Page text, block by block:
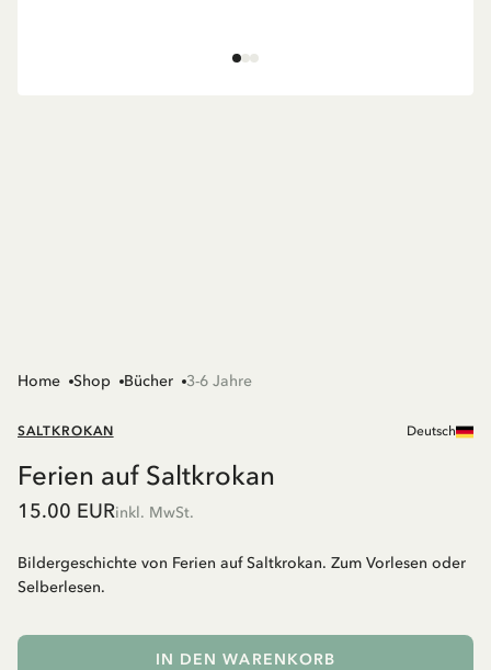
Home Shop Bücher 3-6 Jahre
SALTKROKAN Deutsch
Ferien auf Saltkrokan
15.00 EURinkl. MwSt.
Bildergeschichte von Ferien auf Saltkrokan. Zum Vorlesen oder
Selberlesen.
IN DEN WARENKORB